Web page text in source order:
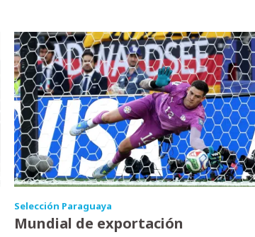
Selección Paraguaya
Mundial de exportación